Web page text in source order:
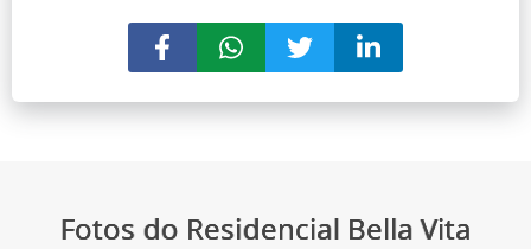
Fotos do Residencial Bella Vita